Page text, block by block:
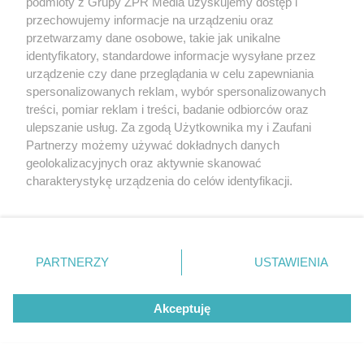
RZADKIE IMIONA
To imię brzmi jak nazwa
europejskiego kraju. W Polsce nosi
ZOBACZ WIĘCEJ
przechowujemy informacje na urządzeniu oraz
przetwarzamy dane osobowe, takie jak unikalne
identyfikatory, standardowe informacje wysyłane przez
urządzenie czy dane przeglądania w celu zapewniania
spersonalizowanych reklam, wybór spersonalizowanych
treści, pomiar reklam i treści, badanie odbiorców oraz
ulepszanie usług. Za zgodą Użytkownika my i Zaufani
Partnerzy możemy używać dokładnych danych
geolokalizacyjnych oraz aktywnie skanować
charakterystykę urządzenia do celów identyfikacji.
zmienić/wycofać klikając przycisk ustawień prywatności
znajdujący się w lewym dolnym rogu strony
rodzaje przetwarzania danych nie wymagają zgody
użytkownika, ale masz prawo sprzeciwić się takiemu
przetwarzaniu. Preferencje będą miały zastosowanie tylko
PARTNERZY USTAWIENIA
Akceptuję